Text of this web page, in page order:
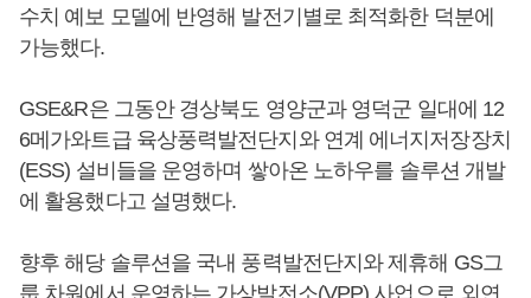
수치 예보 모델에 반영해 발전기별로 최적화한 덕분에
가능했다.
GSE&R은 그동안 경상북도 영양군과 영덕군 일대에 12
6메가와트급 육상풍력발전단지와 연계 에너지저장장치
(ESS) 설비들을 운영하며 쌓아온 노하우를 솔루션 개발
에 활용했다고 설명했다.
향후 해당 솔루션을 국내 풍력발전단지와 제휴해 GS그
룹 차원에서 운영하는 가상발전소(VPP) 사업으로 외연